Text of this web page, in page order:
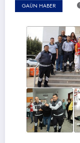
GAÜN HABER